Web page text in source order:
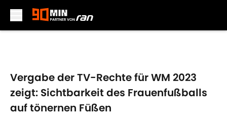
Vergabe der TV-Rechte für WM 2023
zeigt: Sichtbarkeit des Frauenfußballs
auf tönernen Füßen